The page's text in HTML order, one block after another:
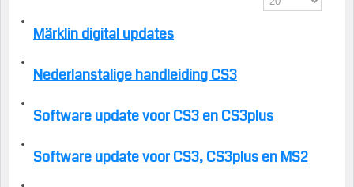
Märklin digital updates
Nederlanstalige handleiding CS3
Software update voor CS3 en CS3plus
Software update voor CS3, CS3plus en MS2